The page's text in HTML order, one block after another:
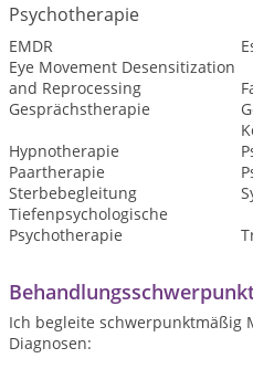
Psychotherapie
EMDR
Eye Movement Desensitization
and Reprocessing
Gesprächstherapie
Hypnotherapie
Paartherapie
Sterbebegleitung
Tiefenpsychologische
Psychotherapie
Ich begleite schwerpunktmäßig
Diagnosen: